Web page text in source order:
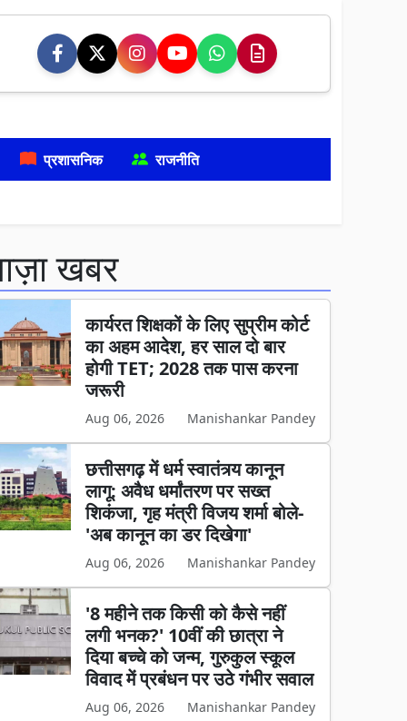
प्रशासनिक राजनीति
खबर
कार्यरत शिक्षकों के लिए सुप्रीम कोर्ट
का अहम आदेश, हर साल दो बार
होगी TET; 2028 तक पास करना
जरूरी
Aug 06, 2026 Manishankar Pandey
छत्तीसगढ़ में धर्म स्वातंत्र्य कानून
लागू: अवैध धर्मांतरण पर सख्त
शिकंजा, गृह मंत्री विजय शर्मा बोले-
'अब कानून का डर दिखेगा'
Aug 06, 2026 Manishankar Pandey
'8 महीने तक किसी को कैसे नहीं
लगी भनक?' 10वीं की छात्रा ने
दिया बच्चे को जन्म, गुरुकुल स्कूल
विवाद में प्रबंधन पर उठे गंभीर सवाल
Aug 06, 2026 Manishankar Pandey